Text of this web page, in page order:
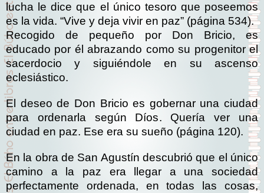
lucha le dice que el único tesoro que poseemos
es la vida. “Vive y deja vivir en paz” (página 534).
Recogido de pequeño por Don Bricio, es
educado por él abrazando como su progenitor el
sacerdocio y siguiéndole en su ascenso
eclesiástico.
El deseo de Don Bricio es gobernar una ciudad
para ordenarla según Díos. Quería ver una
ciudad en paz. Ese era su sueño (página 120).
En la obra de San Agustín descubrió que el único
camino a la paz era llegar a una sociedad
perfectamente ordenada, en todas las cosas,